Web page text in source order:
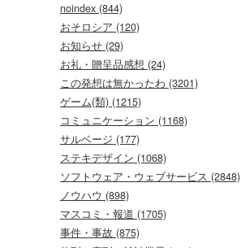
noindex (844)
おそロシア (120)
お知らせ (29)
お礼・贈呈品感想 (24)
この発想は無かったわ (3201)
ゲーム(類) (1215)
コミュニケーション (1168)
サルベージ (177)
ステキデザイン (1068)
ソフトウェア・ウェブサービス (2848)
ノウハウ (898)
マスコミ・報道 (1705)
事件・事故 (875)